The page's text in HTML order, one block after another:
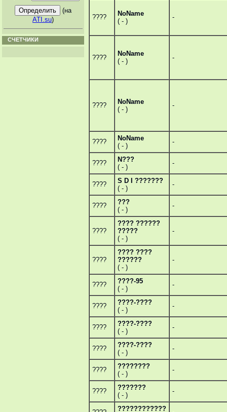
(на
ATI.su)
СЧЕТЧИКИ
????
NoName
( - )
-
????
NoName
( - )
-
????
NoName
( - )
-
????
NoName
( - )
-
????
N???
( - )
-
????
S D I ???????
( - )
-
????
???
( - )
-
????
???? ??????
?????
( - )
-
????
???? ????
??????
( - )
-
????
????-95
( - )
-
????
????-????
( - )
-
????
????-????
( - )
-
????
????-????
( - )
-
????
????????
( - )
-
????
???????
( - )
-
????????????